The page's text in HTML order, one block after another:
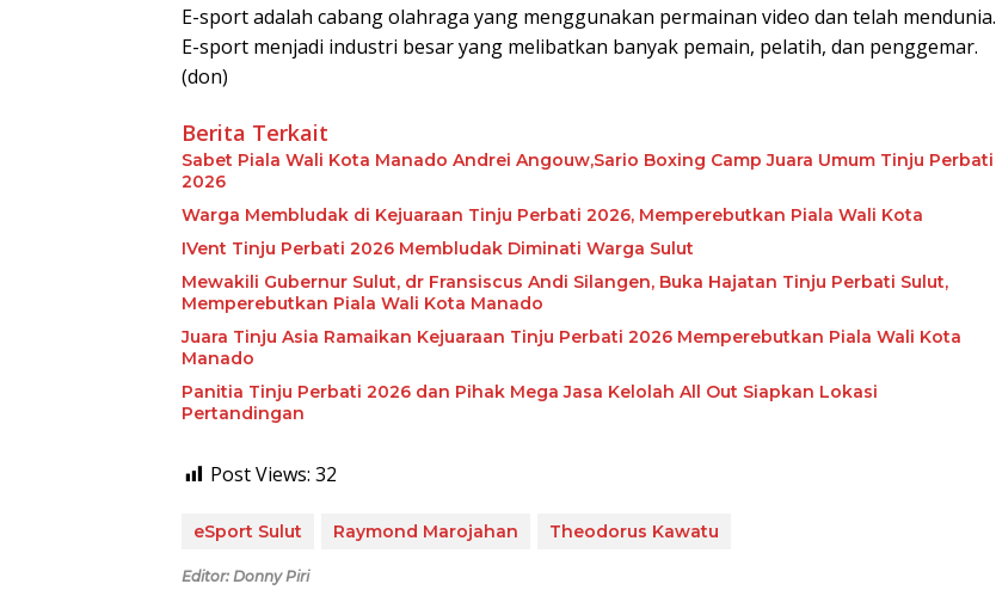
E-sport adalah cabang olahraga yang menggunakan permainan video dan telah mendunia.
E-sport menjadi industri besar yang melibatkan banyak pemain, pelatih, dan penggemar.
(don)
Berita Terkait
Sabet Piala Wali Kota Manado Andrei Angouw,Sario Boxing Camp Juara Umum Tinju Perbati
2026
Warga Membludak di Kejuaraan Tinju Perbati 2026, Memperebutkan Piala Wali Kota
IVent Tinju Perbati 2026 Membludak Diminati Warga Sulut
Mewakili Gubernur Sulut, dr Fransiscus Andi Silangen, Buka Hajatan Tinju Perbati Sulut,
Memperebutkan Piala Wali Kota Manado
Juara Tinju Asia Ramaikan Kejuaraan Tinju Perbati 2026 Memperebutkan Piala Wali Kota
Manado
Panitia Tinju Perbati 2026 dan Pihak Mega Jasa Kelolah All Out Siapkan Lokasi
Pertandingan
Post Views: 32
eSport Sulut Raymond Marojahan Theodorus Kawatu
Editor: Donny Piri